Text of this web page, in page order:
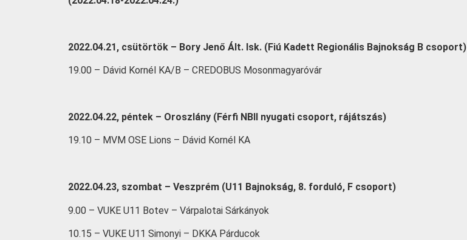
2022.04.21, csütörtök – Bory Jenő Ált. Isk. (Fiú Kadett Regionális Bajnokság B csoport)
19.00 – Dávid Kornél KA/B – CREDOBUS Mosonmagyaróvár
2022.04.22, péntek – Oroszlány (Férfi NBII nyugati csoport, rájátszás)
19.10 – MVM OSE Lions – Dávid Kornél KA
2022.04.23, szombat – Veszprém (U11 Bajnokság, 8. forduló, F csoport)
9.00 – VUKE U11 Botev – Várpalotai Sárkányok
10.15 – VUKE U11 Simonyi – DKKA Párducok